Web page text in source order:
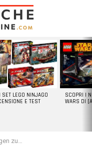
LEGO NINJAGO
E TEST
SCOPRI I
WARS DI
Antworten